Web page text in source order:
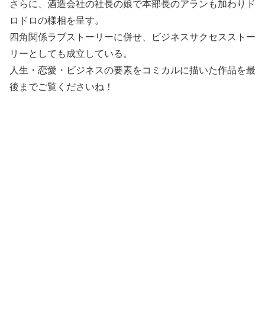
さらに、酒造会社の社長の娘で本部長のアランも加わりド
ロドロの様相を呈す。
四角関係ラブストーリーに併せ、ビジネスサクセスストー
リーとしても成立している。
人生・恋愛・ビジネスの要素をコミカルに描いた作品を最
後までご覧くださいね！